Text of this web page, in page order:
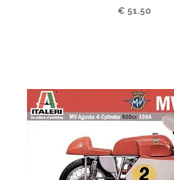
€ 51.50